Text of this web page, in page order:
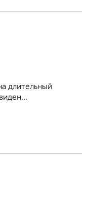
длительный